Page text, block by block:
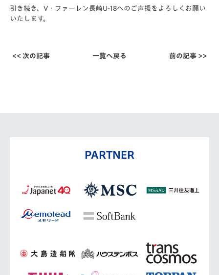
引き続き、V・ファーレン長崎U-18へのご声援をよろしくお願い
いたします。
<< 次の記事 一覧へ戻る 前の記事 >>
PARTNER